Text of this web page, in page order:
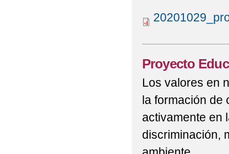
Proyecto
Los valores en
la formación de
activamente en
discriminación,